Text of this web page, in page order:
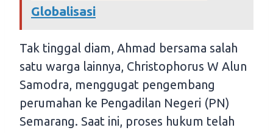
Globalisasi
Tak tinggal diam, Ahmad bersama salah
satu warga lainnya, Christophorus W Alun
Samodra, menggugat pengembang
perumahan ke Pengadilan Negeri (PN)
Semarang. Saat ini, proses hukum telah